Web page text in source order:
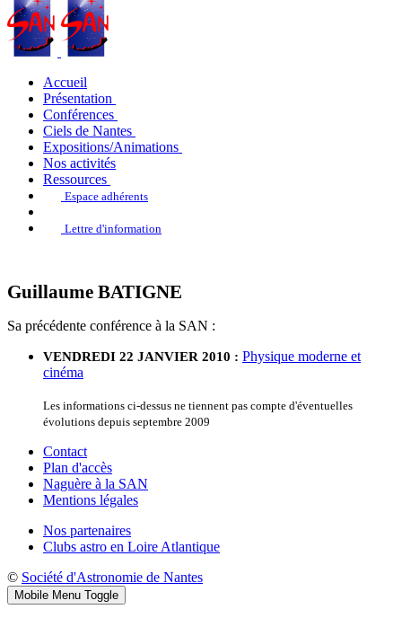
Accueil
Présentation
Conférences
Ciels de Nantes
Expositions/Animations
Nos activités
Ressources
Espace adhérents
Lettre d'information
Guillaume BATIGNE
Sa précédente conférence à la SAN :
VENDREDI 22 JANVIER 2010 : Physique moderne et
cinéma
Les informations ci-dessus ne tiennent pas compte d'éventuelles
évolutions depuis septembre 2009
Contact
Plan d'accès
Naguère à la SAN
Mentions légales
Nos partenaires
Clubs astro en Loire Atlantique
© Société d'Astronomie de Nantes
Mobile Menu Toggle